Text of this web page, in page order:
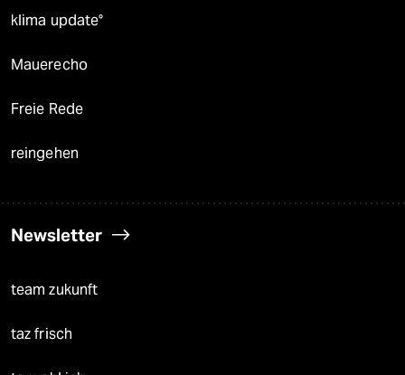
klima update°
Mauerecho
Freie Rede
reingehen
Newsletter
team zukunft
taz frisch